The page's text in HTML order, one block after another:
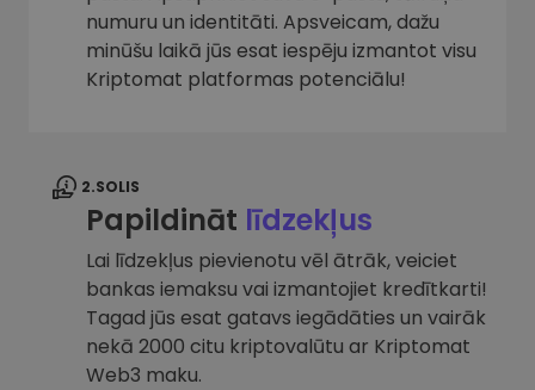
numuru un identitāti. Apsveicam, dažu
minūšu laikā jūs esat iespēju izmantot visu
Kriptomat platformas potenciālu!
2.SOLIS
Papildināt līdzekļus
Lai līdzekļus pievienotu vēl ātrāk, veiciet
bankas iemaksu vai izmantojiet kredītkarti!
Tagad jūs esat gatavs iegādāties un vairāk
nekā 2000 citu kriptovalūtu ar Kriptomat
Web3 maku.